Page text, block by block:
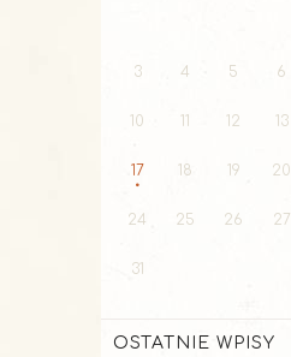
3 4 5 6
10 11 12 13
17 18 19 20
24 25 26 27
31
OSTATNIE WPISY